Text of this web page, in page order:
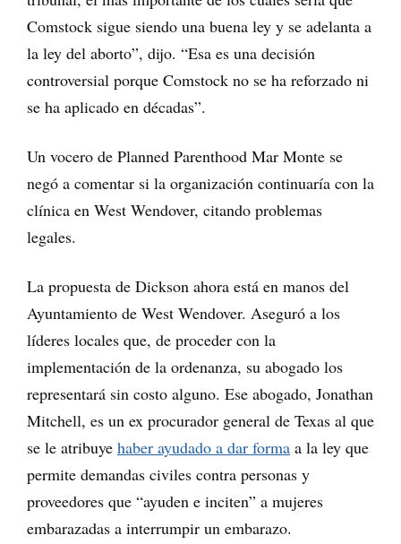
Comstock sigue siendo una buena ley y se adelanta a
la ley del aborto”, dijo. “Esa es una decisión
controversial porque Comstock no se ha reforzado ni
se ha aplicado en décadas”.
Un vocero de Planned Parenthood Mar Monte se
negó a comentar si la organización continuaría con la
clínica en West Wendover, citando problemas
legales.
La propuesta de Dickson ahora está en manos del
Ayuntamiento de West Wendover. Aseguró a los
líderes locales que, de proceder con la
implementación de la ordenanza, su abogado los
representará sin costo alguno. Ese abogado, Jonathan
Mitchell, es un ex procurador general de Texas al que
se le atribuye haber ayudado a dar forma a la ley que
permite demandas civiles contra personas y
proveedores que “ayuden e inciten” a mujeres
embarazadas a interrumpir un embarazo.